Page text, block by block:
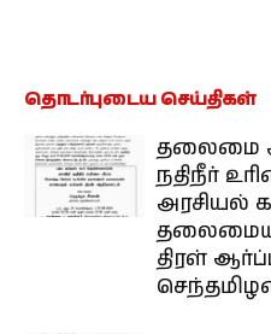
தொடர்புடைய செய்திகள்
தலைமை
நதிநீர்
அரசியல்
திரள்